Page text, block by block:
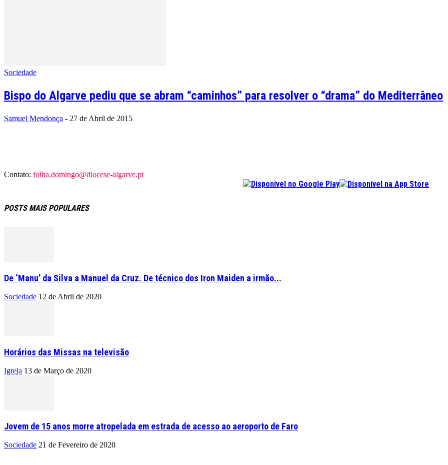
Sociedade
Bispo do Algarve pediu que se abram “caminhos” para resolver o “drama” do Mediterrâneo
Samuel Mendonça - 27 de Abril de 2015
Contato: folha.domingo@diocese-algarve.pt
POSTS MAIS POPULARES
De ‘Manu’ da Silva a Manuel da Cruz. De técnico dos Iron Maiden a irmão...
Sociedade 12 de Abril de 2020
Horários das Missas na televisão
Igreja 13 de Março de 2020
Jovem de 15 anos morre atropelada em estrada de acesso ao aeroporto de Faro
Sociedade 21 de Fevereiro de 2020